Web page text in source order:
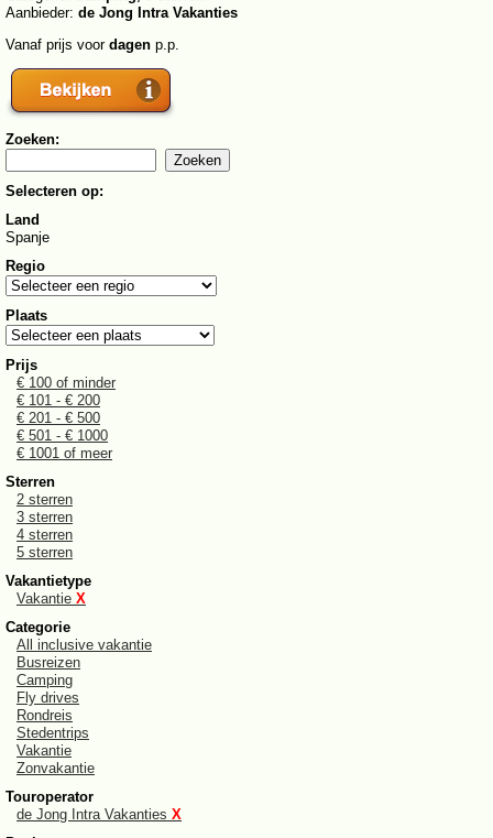
Aanbieder: de Jong Intra Vakanties
Vanaf prijs voor dagen p.p.
Zoeken:
Selecteren op:
Land
Spanje
Regio
Plaats
Prijs
€ 100 of minder
€ 101 - € 200
€ 201 - € 500
€ 501 - € 1000
€ 1001 of meer
Sterren
2 sterren
3 sterren
4 sterren
5 sterren
Vakantietype
Vakantie X
Categorie
All inclusive vakantie
Busreizen
Camping
Fly drives
Rondreis
Stedentrips
Vakantie
Zonvakantie
Touroperator
de Jong Intra Vakanties X